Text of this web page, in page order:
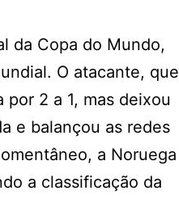
da Copa do Mundo,
O atacante, que
2 a 1, mas deixou
e balançou as redes
a Noruega
a classificação da